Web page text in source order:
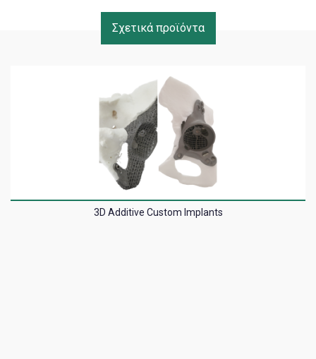
Σχετικά προϊόντα
3D Additive Custom Implants